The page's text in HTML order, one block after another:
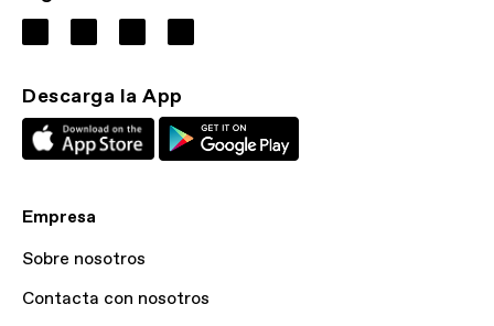
Descarga la App
Empresa
Sobre nosotros
Contacta con nosotros